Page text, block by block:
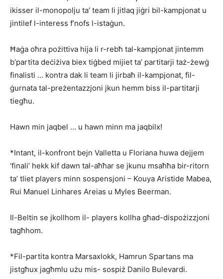
ikisser il-monopolju ta’ team li jitlaq jiġri bil-kampjonat u
jintilef l-interess f’nofs l-istaġun.
Ħaġa oħra pożittiva hija li r-rebħ tal-kampjonat jintemm
b’partita deċiżiva biex tiġbed mijiet ta’ partitarji taż-żewġ
finalisti … kontra dak li team li jirbaħ il-kampjonat, fil-
ġurnata tal-preżentazzjoni jkun hemm biss il-partitarji
tiegħu.
Hawn min jaqbel … u hawn minn ma jaqbilx!
*Intant, il-konfront bejn Valletta u Floriana huwa dejjem
‘finali’ hekk kif dawn tal-aħħar se jkunu msaħħa bir-ritorn
ta’ tliet players minn sospensjoni – Kouya Aristide Mabea,
Rui Manuel Linhares Areias u Myles Beerman.
Il-Beltin se jkollhom il- players kollha għad-dispo­żizzjoni
tagħhom.
*Fil-partita kontra Marsaxlokk, Hamrun Spartans ma
jistgħux jagħmlu użu mis- sospiż Danilo Bulevardi.